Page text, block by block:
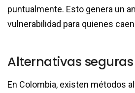
puntualmente. Esto genera un
vulnerabilidad para quienes
Alternativas seguras
En Colombia, existen métodos